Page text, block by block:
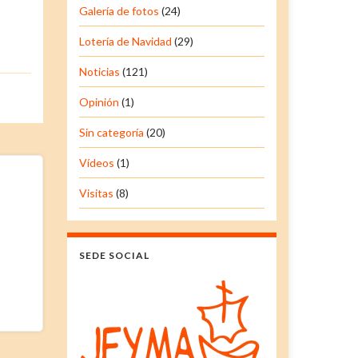
Galería de fotos (24)
Lotería de Navidad (29)
Noticias (121)
Opinión (1)
Sin categoría (20)
Vídeos (1)
Visitas (8)
SEDE SOCIAL